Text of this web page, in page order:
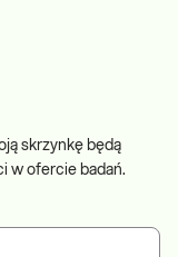
skrzynkę będą
w ofercie badań.